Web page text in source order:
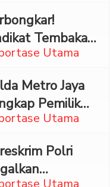
Utama
Tembakau
Bermodus
Utama
Metro Jaya
Pemilik
TikTok
Ajakan
Turunkan
Utama
Polri